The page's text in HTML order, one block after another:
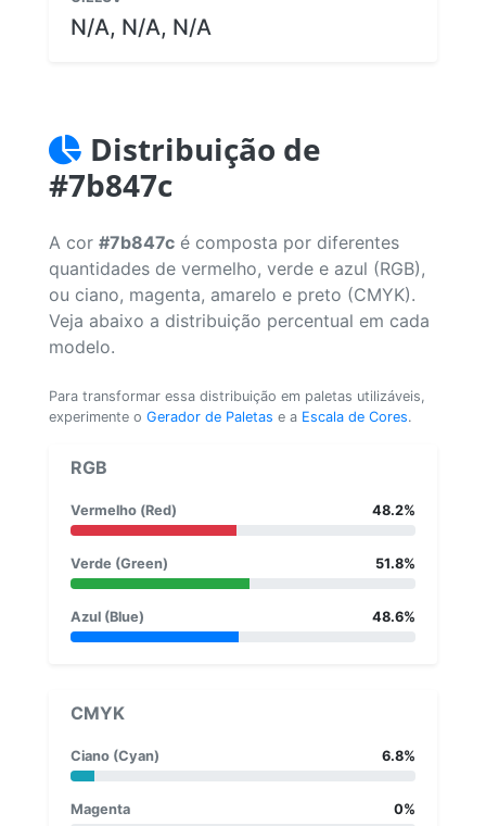
N/A, N/A, N/A
Distribuição de
#7b847c
A cor #7b847c é composta por diferentes
quantidades de vermelho, verde e azul (RGB),
ou ciano, magenta, amarelo e preto (CMYK).
Veja abaixo a distribuição percentual em cada
modelo.
Para transformar essa distribuição em paletas utilizáveis,
experimente o Gerador de Paletas e a Escala de Cores.
RGB
Vermelho (Red) 48.2%
Verde (Green) 51.8%
Azul (Blue) 48.6%
CMYK
Ciano (Cyan) 6.8%
Magenta 0%